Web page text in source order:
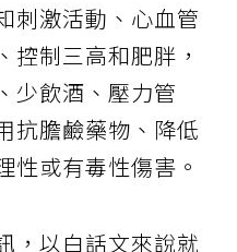
刺激活動、心血管
控制三高和肥胖，
少飲酒、壓力管
抗膽鹼藥物、降低
性或有毒性傷害。
，以白話文來說就